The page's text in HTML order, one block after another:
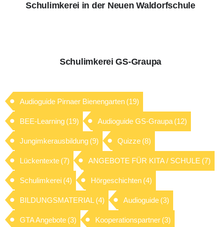
Schulimkerei in der Neuen Waldorfschule
Schulimkerei GS-Graupa
Audioguide Pirnaer Bienengarten (19)
BEE-Learning (19) Audioguide GS-Graupa (12)
Jungimkerausbildung (9) Quizze (8)
Lückentexte (7) ANGEBOTE FÜR KITA / SCHULE (7)
Schulimkerei (4) Hörgeschichten (4)
BILDUNGSMATERIAL (4) Audioguide (3)
GTA Angebote (3) Kooperationspartner (3)